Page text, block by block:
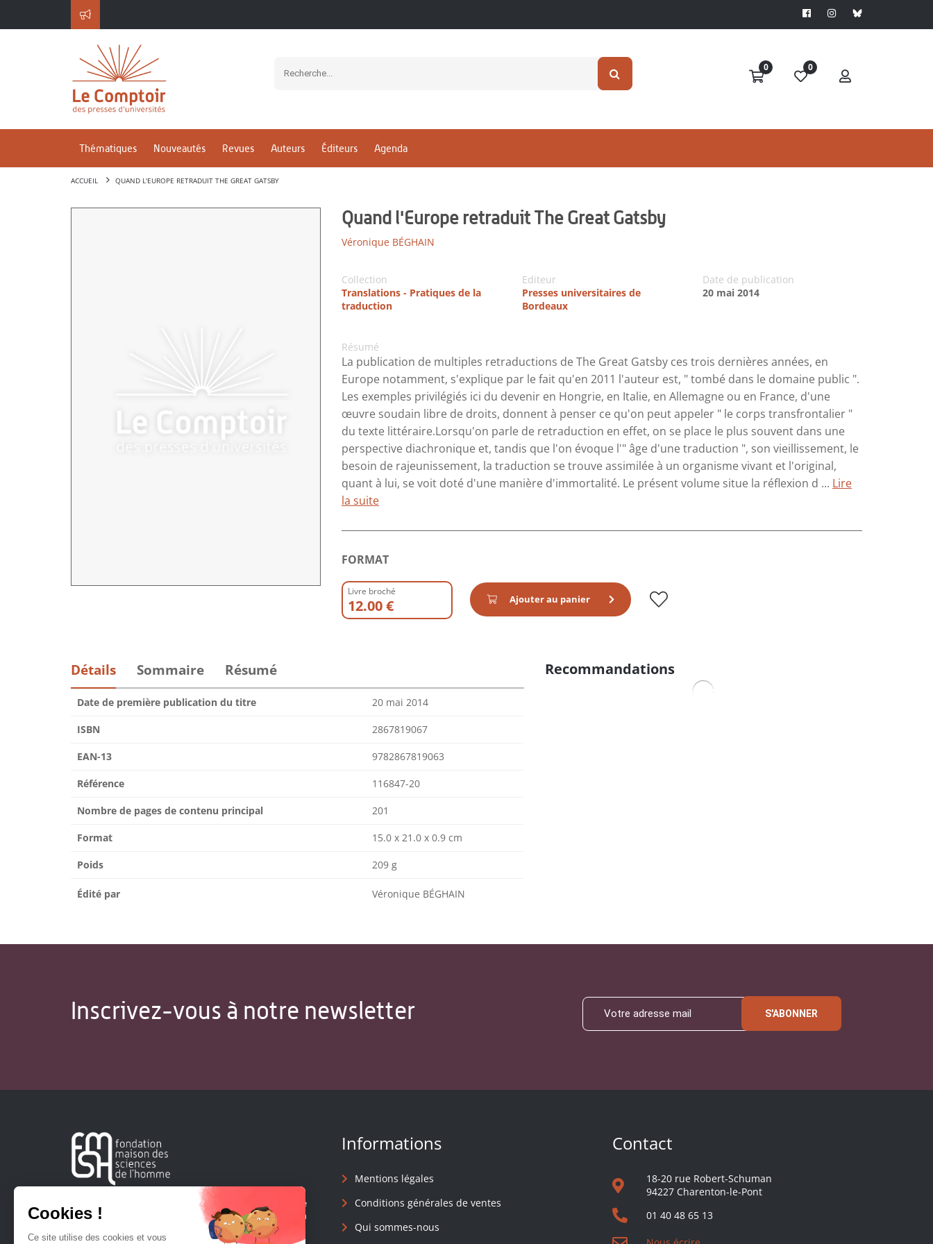
0 0
Thématiques Nouveautés Revues Auteurs Éditeurs Agenda
ACCUEIL QUAND L'EUROPE RETRADUIT THE GREAT GATSBY
Quand l'Europe retraduit The Great Gatsby
Véronique BÉGHAIN
Collection
Translations - Pratiques de la
traduction
Editeur
Presses universitaires de
Bordeaux
Date de publication
20 mai 2014
Résumé
La publication de multiples retraductions de The Great Gatsby ces trois dernières années, en
Europe notamment, s'explique par le fait qu'en 2011 l'auteur est, " tombé dans le domaine public ".
Les exemples privilégiés ici du devenir en Hongrie, en Italie, en Allemagne ou en France, d'une
œuvre soudain libre de droits, donnent à penser ce qu'on peut appeler " le corps transfrontalier "
du texte littéraire.Lorsqu'on parle de retraduction en effet, on se place le plus souvent dans une
perspective diachronique et, tandis que l'on évoque l'" âge d'une traduction ", son vieillissement, le
besoin de rajeunissement, la traduction se trouve assimilée à un organisme vivant et l'original,
quant à lui, se voit doté d'une manière d'immortalité. Le présent volume situe la réflexion d ... Lire
la suite
FORMAT
Livre broché
12.00 € Ajouter au panier
Détails Sommaire Résumé
Date de première publication du titre 20 mai 2014
ISBN 2867819067
EAN-13 9782867819063
Référence 116847-20
Nombre de pages de contenu principal 201
Format 15.0 x 21.0 x 0.9 cm
Poids 209 g
Édité par Véronique BÉGHAIN
Recommandations
Inscrivez-vous à notre newsletter S'ABONNER
Créée en 1963, la Fondation Maison Sciences de l'Homme
soutient la recherche et la diffusion des connaissances en
Informations
Mentions légales
Conditions générales de ventes
Qui sommes-nous
Contact
18-20 rue Robert-Schuman
94227 Charenton-le-Pont
01 40 48 65 13